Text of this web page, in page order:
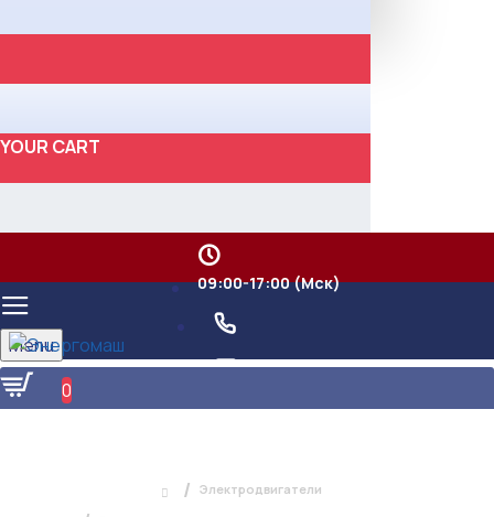
YOUR CART
09:00-17:00 (Мск)
Menu
0
Электродвигатели